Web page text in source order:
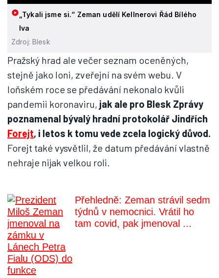
„Tykali jsme si.“ Zeman udělí Kellnerovi Řád Bílého
lva
Zdroj: Blesk
Pražský hrad ale večer seznam oceněných,
stejně jako loni, zveřejní na svém webu. V
loňském roce se předávání nekonalo kvůli
pandemii koronaviru, jak ale pro Blesk Zprávy
poznamenal bývalý hradní protokolář Jindřích
Forejt, i letos k tomu vede zcela logický důvod.
Forejt také vysvětlil, že datum předávání vlastně
nehraje nijak velkou roli.
Přehledně: Zeman strávil sedm
týdnů v nemocnici. Vrátil ho
tam covid, pak jmenoval ...